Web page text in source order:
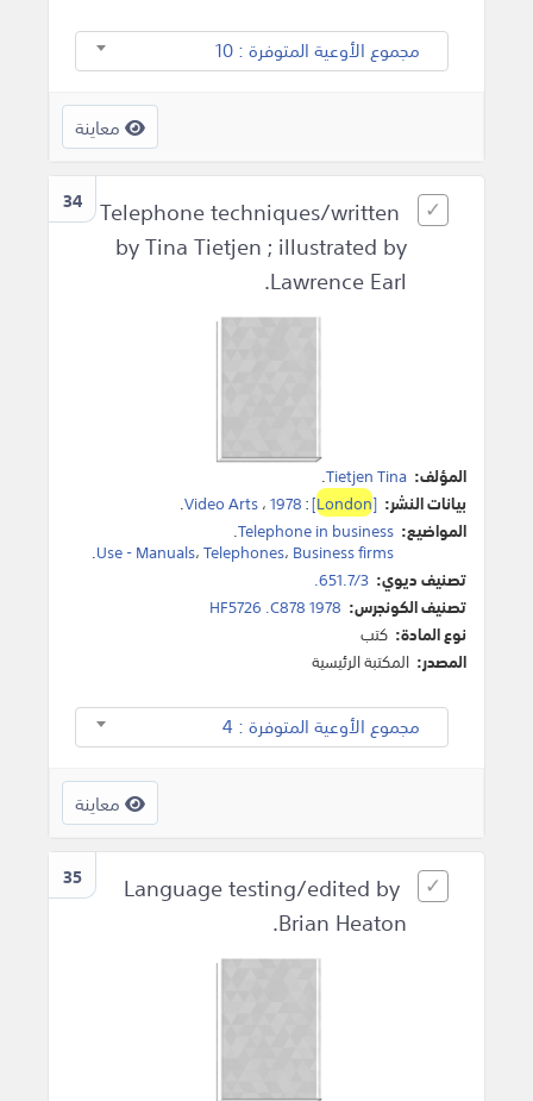
مجموع الأوعية المتوفرة : 10
معاينة
34 Telephone techniques/written
by Tina Tietjen ; illustrated by
Lawrence Earl.
المؤلف: Tietjen Tina
.
بيانات النشر: [
London
]
:
Video Arts،1978
.
المواضيع: Telephone in business
.
Use - Manuals،Telephones، Business firms
.
تصنيف ديوي: 651.7/3.
تصنيف الكونجرس: HF5726 .C878 1978
نوع المادة: كتب
المصدر: المكتبة الرئيسية
مجموع الأوعية المتوفرة : 4
معاينة
35
Language testing/edited by
Brian Heaton.